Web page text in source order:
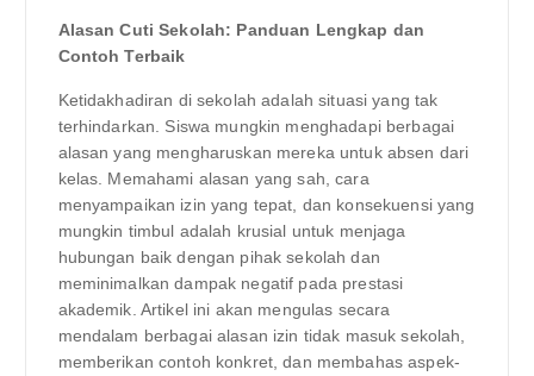
Alasan Cuti Sekolah: Panduan Lengkap dan
Contoh Terbaik
Ketidakhadiran di sekolah adalah situasi yang tak
terhindarkan. Siswa mungkin menghadapi berbagai
alasan yang mengharuskan mereka untuk absen dari
kelas. Memahami alasan yang sah, cara
menyampaikan izin yang tepat, dan konsekuensi yang
mungkin timbul adalah krusial untuk menjaga
hubungan baik dengan pihak sekolah dan
meminimalkan dampak negatif pada prestasi
akademik. Artikel ini akan mengulas secara
mendalam berbagai alasan izin tidak masuk sekolah,
memberikan contoh konkret, dan membahas aspek-